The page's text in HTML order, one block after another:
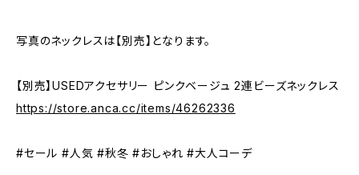
写真のネックレスは【別売】となります。
【別売】USEDアクセサリー ピンクベージュ 2連ビーズネックレス
https://store.anca.cc/items/46262336
#セール #人気 #秋冬 #おしゃれ #大人コーデ